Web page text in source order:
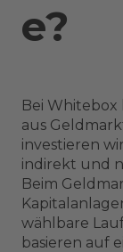
e?
Bei Whitebox
aus
investieren
indirekt und
Beim
wählbare
basieren auf